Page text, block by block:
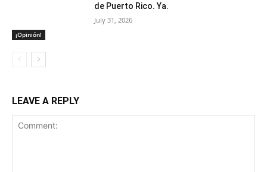
¡Opinión!
de Puerto Rico. Ya.
July 31, 2026
LEAVE A REPLY